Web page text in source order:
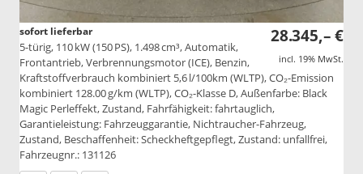
28.345,– €
incl. 19% MwSt.
sofort lieferbar
5-türig, 110 kW (150 PS), 1.498 cm³, Automatik,
Frontantrieb, Verbrennungsmotor (ICE), Benzin,
Kraftstoffverbrauch kombiniert 5,6 l/100km (WLTP), CO₂-Emission
kombiniert 128.00 g/km (WLTP), CO₂-Klasse D, Außenfarbe: Black
Magic Perleffekt, Zustand, Fahrfähigkeit: fahrtauglich,
Garantieleistung: Fahrzeuggarantie, Nichtraucher-Fahrzeug,
Zustand, Beschaffenheit: Scheckheftgepflegt, Zustand: unfallfrei,
Fahrzeugnr.: 131126